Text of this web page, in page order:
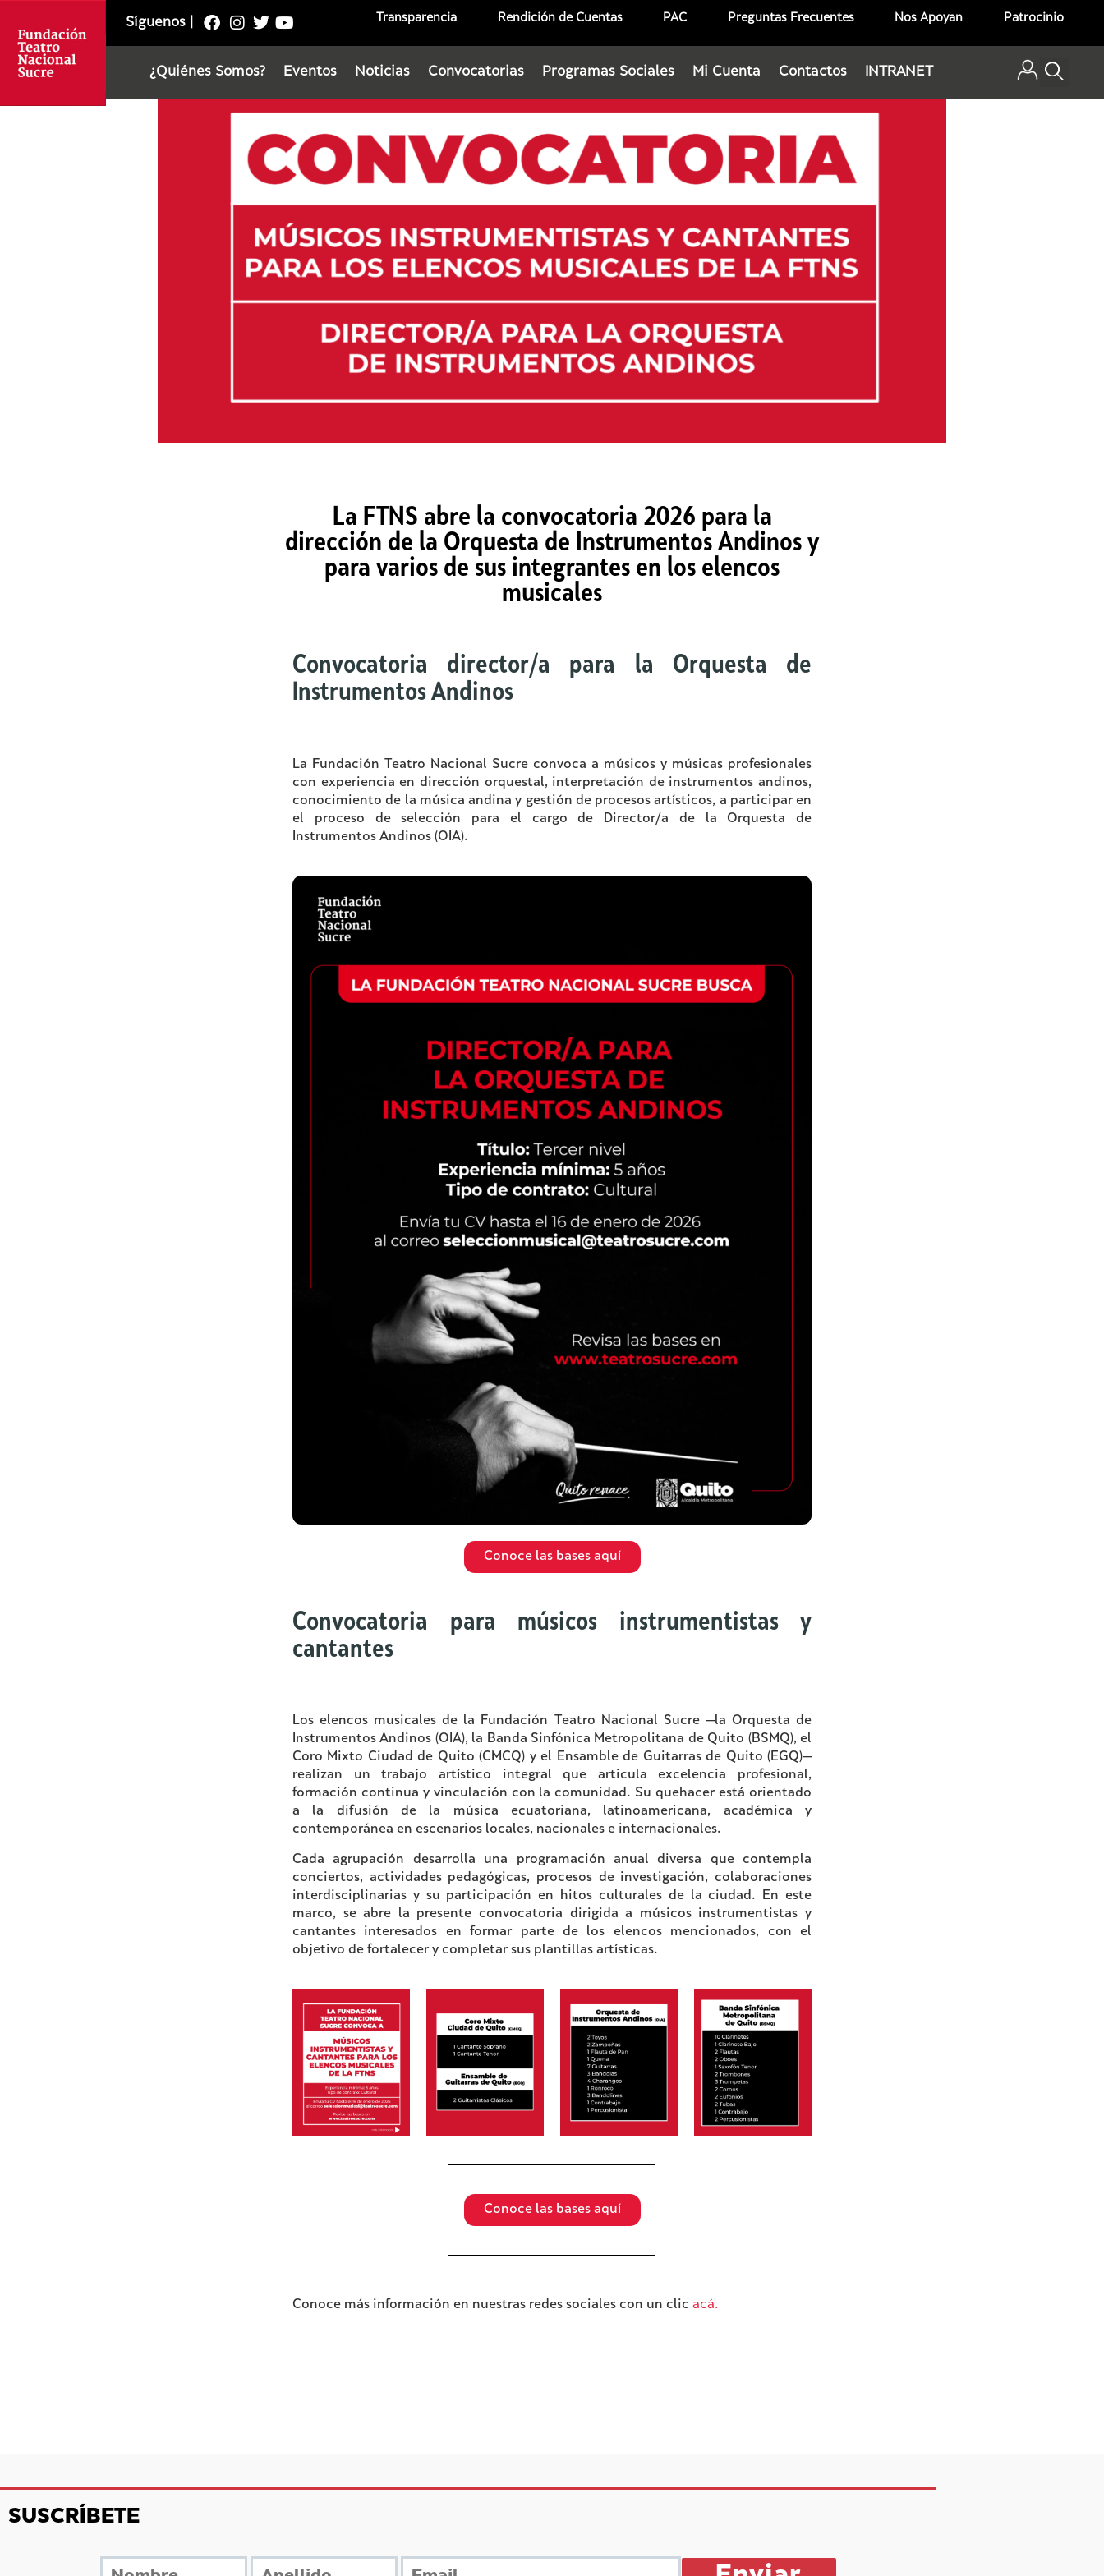
Síguenos Transparencia Rendición de Cuentas PAC Preguntas Frecuentes Nos Apoyan Patrocinio
¿Quiénes Somos? Eventos Noticias Convocatorias Programas Sociales Mi Cuenta Contactos INTRANET
La FTNS abre la convocatoria 2026 para la
dirección de la Orquesta de Instrumentos Andinos y
para varios de sus integrantes en los elencos
musicales
Convocatoria director/a para la Orquesta de
Instrumentos Andinos
La Fundación Teatro Nacional Sucre convoca a músicos y músicas profesionales
con experiencia en dirección orquestal, interpretación de instrumentos andinos,
conocimiento de la música andina y gestión de procesos artísticos, a participar en
el proceso de selección para el cargo de Director/a de la Orquesta de
Instrumentos Andinos (OIA).
Conoce las bases aquí
Convocatoria para músicos instrumentistas y
cantantes
Los elencos musicales de la Fundación Teatro Nacional Sucre —la Orquesta de
Instrumentos Andinos (OIA), la Banda Sinfónica Metropolitana de Quito (BSMQ), el
Coro Mixto Ciudad de Quito (CMCQ) y el Ensamble de Guitarras de Quito (EGQ)—
realizan un trabajo artístico integral que articula excelencia profesional,
formación continua y vinculación con la comunidad. Su quehacer está orientado
a la difusión de la música ecuatoriana, latinoamericana, académica y
contemporánea en escenarios locales, nacionales e internacionales.
Cada agrupación desarrolla una programación anual diversa que contempla
conciertos, actividades pedagógicas, procesos de investigación, colaboraciones
interdisciplinarias y su participación en hitos culturales de la ciudad. En este
marco, se abre la presente convocatoria dirigida a músicos instrumentistas y
cantantes interesados en formar parte de los elencos mencionados, con el
objetivo de fortalecer y completar sus plantillas artísticas.
Conoce las bases aquí
Conoce más información en nuestras redes sociales con un clic acá.
SUSCRÍBETE